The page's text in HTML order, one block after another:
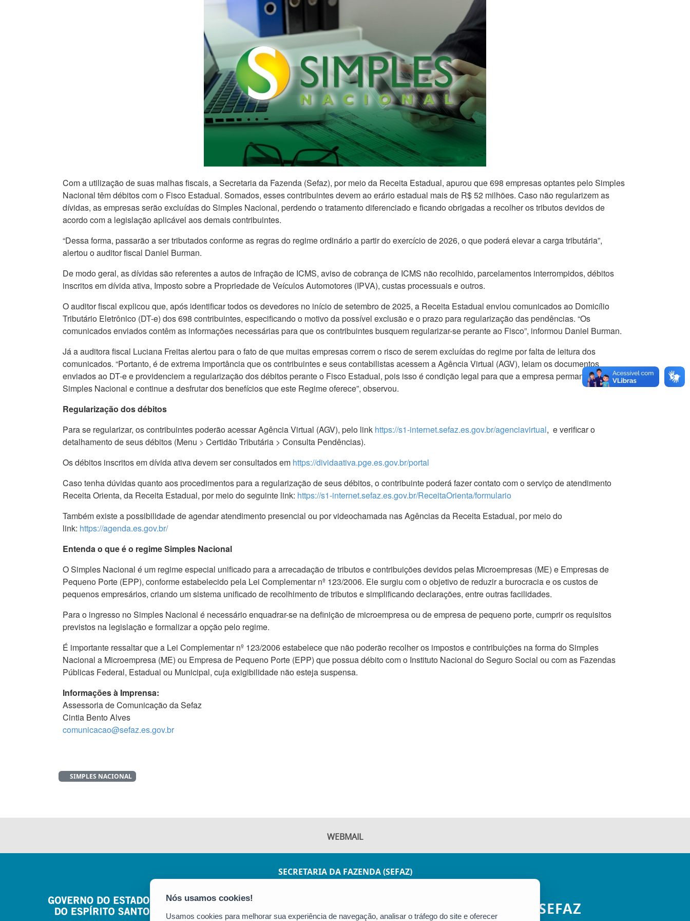
Com a utilização de suas malhas fiscais, a Secretaria da Fazenda (Sefaz), por meio da Receita Estadual, apurou que 698 empresas optantes pelo Simples
Nacional têm débitos com o Fisco Estadual. Somados, esses contribuintes devem ao erário estadual mais de R$ 52 milhões. Caso não regularizem as
dívidas, as empresas serão excluídas do Simples Nacional, perdendo o tratamento diferenciado e ficando obrigadas a recolher os tributos devidos de
acordo com a legislação aplicável aos demais contribuintes.
“Dessa forma, passarão a ser tributados conforme as regras do regime ordinário a partir do exercício de 2026, o que poderá elevar a carga tributária”,
alertou o auditor fiscal Daniel Burman.
De modo geral, as dívidas são referentes a autos de infração de ICMS, aviso de cobrança de ICMS não recolhido, parcelamentos interrompidos, débitos
inscritos em dívida ativa, Imposto sobre a Propriedade de Veículos Automotores (IPVA), custas processuais e outros.
O auditor fiscal explicou que, após identificar todos os devedores no início de setembro de 2025, a Receita Estadual enviou comunicados ao Domicílio
Tributário Eletrônico (DT-e) dos 698 contribuintes, especificando o motivo da possível exclusão e o prazo para regularização das pendências. “Os
comunicados enviados contêm as informações necessárias para que os contribuintes busquem regularizar-se perante ao Fisco”, informou Daniel Burman.
Já a auditora fiscal Luciana Freitas alertou para o fato de que muitas empresas correm o risco de serem excluídas do regime por falta de leitura dos
comunicados. “Portanto, é de extrema importância que os contribuintes e seus contabilistas acessem a Agência Virtual (AGV), leiam os documentos
enviados ao DT-e e providenciem a regularização dos débitos perante o Fisco Estadual, pois isso é condição legal para que a empresa permaneça no
Simples Nacional e continue a desfrutar dos benefícios que este Regime oferece”, observou.
Regularização dos débitos
Para se regularizar, os contribuintes poderão acessar Agência Virtual (AGV), pelo link https://s1-internet.sefaz.es.gov.br/agenciavirtual, e verificar o
detalhamento de seus débitos (Menu > Certidão Tributária > Consulta Pendências).
Os débitos inscritos em dívida ativa devem ser consultados em https://dividaativa.pge.es.gov.br/portal
Caso tenha dúvidas quanto aos procedimentos para a regularização de seus débitos, o contribuinte poderá fazer contato com o serviço de atendimento
Receita Orienta, da Receita Estadual, por meio do seguinte link: https://s1-internet.sefaz.es.gov.br/ReceitaOrienta/formulario
Também existe a possibilidade de agendar atendimento presencial ou por videochamada nas Agências da Receita Estadual, por meio do
link: https://agenda.es.gov.br/
Entenda o que é o regime Simples Nacional
O Simples Nacional é um regime especial unificado para a arrecadação de tributos e contribuições devidos pelas Microempresas (ME) e Empresas de
Pequeno Porte (EPP), conforme estabelecido pela Lei Complementar nº 123/2006. Ele surgiu com o objetivo de reduzir a burocracia e os custos de
pequenos empresários, criando um sistema unificado de recolhimento de tributos e simplificando declarações, entre outras facilidades.
Para o ingresso no Simples Nacional é necessário enquadrar-se na definição de microempresa ou de empresa de pequeno porte, cumprir os requisitos
previstos na legislação e formalizar a opção pelo regime.
É importante ressaltar que a Lei Complementar nº 123/2006 estabelece que não poderão recolher os impostos e contribuições na forma do Simples
Nacional a Microempresa (ME) ou Empresa de Pequeno Porte (EPP) que possua débito com o Instituto Nacional do Seguro Social ou com as Fazendas
Públicas Federal, Estadual ou Municipal, cuja exigibilidade não esteja suspensa.
Informações à Imprensa:
Assessoria de Comunicação da Sefaz
Cintia Bento Alves
comunicacao@sefaz.es.gov.br
SIMPLES NACIONAL
WEBMAIL
SECRETARIA DA FAZENDA (SEFAZ)
CEP: 29050-375 - VITÓRIA / ES
SEFAZ
Usamos cookies para melhorar sua experiência de navegação, analisar o tráfego do site e oferecer